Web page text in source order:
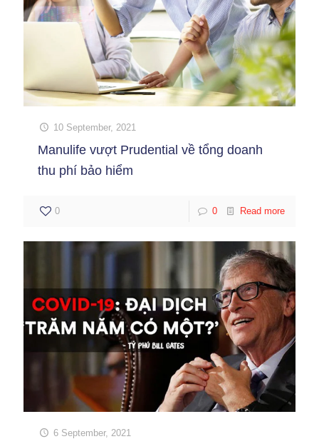
10 September, 2021
Manulife vượt Prudential về tổng doanh
thu phí bảo hiểm
0 0 Read more
6 September, 2021